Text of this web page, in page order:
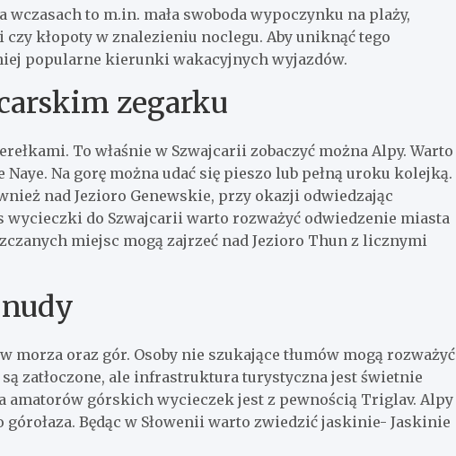
to m.in. mała swoboda wypoczynku na plaży,
kłopoty w znalezieniu noclegu. Aby uniknąć tego
popularne kierunki wakacyjnych wyjazdów.
zegarku
To właśnie w Szwajcarii zobaczyć można Alpy. Warto
Na gorę można udać się pieszo lub pełną uroku kolejką.
nad Jezioro Genewskie, przy okazji odwiedzając
wycieczki do Szwajcarii warto rozważyć odwiedzenie miasta
miejsc mogą zajrzeć nad Jezioro Thun z licznymi
morza oraz gór. Osoby nie szukające tłumów mogą rozważyć
zatłoczone, ale infrastruktura turystyczna jest świetnie
amatorów górskich wycieczek jest z pewnością Triglav. Alpy
Będąc w Słowenii warto zwiedzić jaskinie- Jaskinie